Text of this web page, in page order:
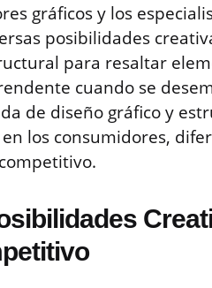
gráficos y los
posibilidades
para resaltar
cuando se
de diseño gráfico y
los consumidores,